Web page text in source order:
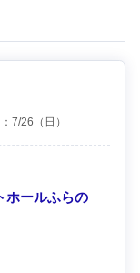
7/26 （日）
ホールふらの